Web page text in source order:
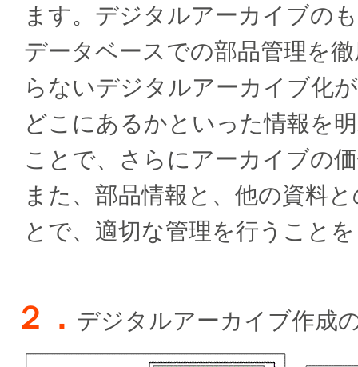
ます。デジタルアーカイブの
データベースでの部品管理を
らないデジタルアーカイブ化
どこにあるかといった情報を
ことで、さらにアーカイブの
また、部品情報と、他の資料
とで、適切な管理を行うこと
２． デジタルアーカイブ作成